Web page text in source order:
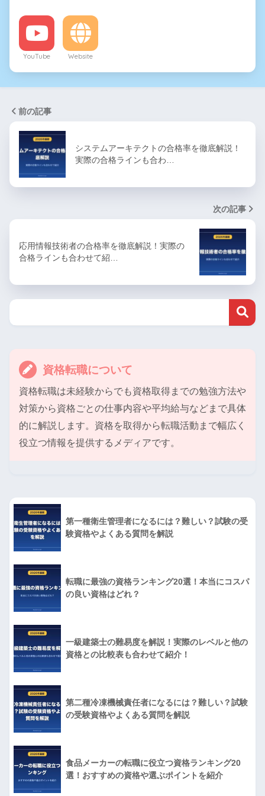
YouTube Website
前の記事
システムアーキテクトの合格率を徹底解説！
実際の合格ラインも合わ…
次の記事
応用情報技術者の合格率を徹底解説！実際の
合格ラインも合わせて紹…
資格転職について
資格転職は未経験からでも資格取得までの勉強方法や
対策から資格ごとの仕事内容や平均給与などまで具体
的に解説します。資格を取得から転職活動まで幅広く
役立つ情報を提供するメディアです。
第一種衛生管理者になるには？難しい？試験の受
験資格やよくある質問を解説
転職に最強の資格ランキング20選！本当にコスパ
の良い資格はどれ？
一級建築士の難易度を解説！実際のレベルと他の
資格との比較表も合わせて紹介！
第二種冷凍機械責任者になるには？難しい？試験
の受験資格やよくある質問を解説
食品メーカーの転職に役立つ資格ランキング20
選！おすすめの資格や選ぶポイントを紹介